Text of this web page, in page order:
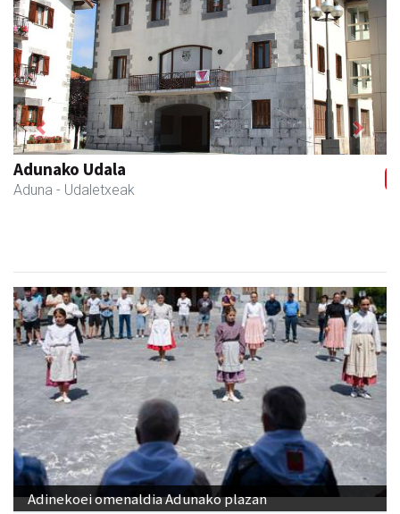
Adunako Udala
Aduna - Udaletxeak
Previous Next
Adinekoei omenaldia Adunako plazan